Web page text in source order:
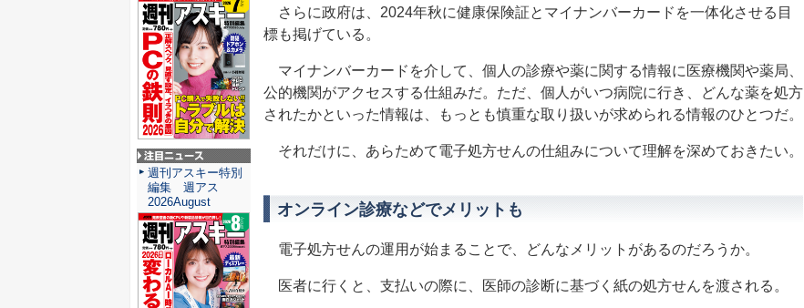
さらに政府は、2024年秋に健康保険証とマイナンバーカードを一体化させる目
標も掲げている。
マイナンバーカードを介して、個人の診療や薬に関する情報に医療機関や薬局、
公的機関がアクセスする仕組みだ。ただ、個人がいつ病院に行き、どんな薬を処方
されたかといった情報は、もっとも慎重な取り扱いが求められる情報のひとつだ。
それだけに、あらためて電子処方せんの仕組みについて理解を深めておきたい。
オンライン診療などでメリットも
電子処方せんの運用が始まることで、どんなメリットがあるのだろうか。
医者に行くと、支払いの際に、医師の診断に基づく紙の処方せんを渡される。
注目ニュース
週刊アスキー特別
編集 週アス
2026August